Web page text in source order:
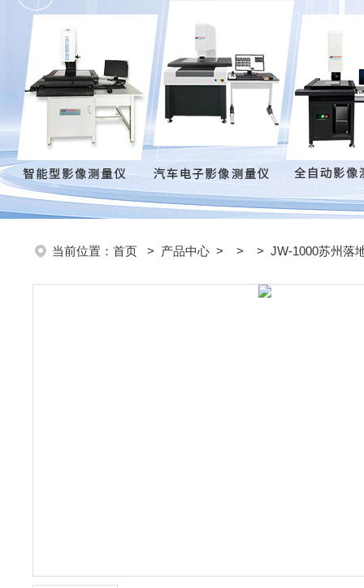
当前位置： 首页 > 产品中心 > > > JW-1000苏州落地